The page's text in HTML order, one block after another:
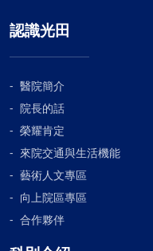
認識光田
醫院簡介
院長的話
榮耀肯定
來院交通與生活機能
藝術人文專區
向上院區專區
合作夥伴